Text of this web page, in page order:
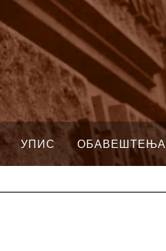
УПИС ОБАВЕШТЕЊА